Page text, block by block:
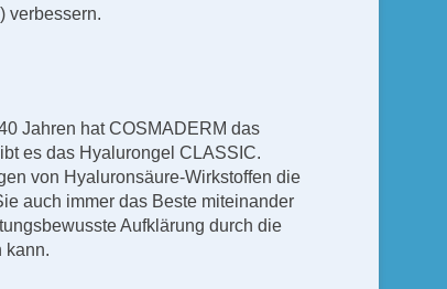
verbessern.
Jahren hat COSMADERM das
es das Hyalurongel CLASSIC.
von Hyaluronsäure-Wirkstoffen die
auch immer das Beste miteinander
Aufklärung durch die
kann.